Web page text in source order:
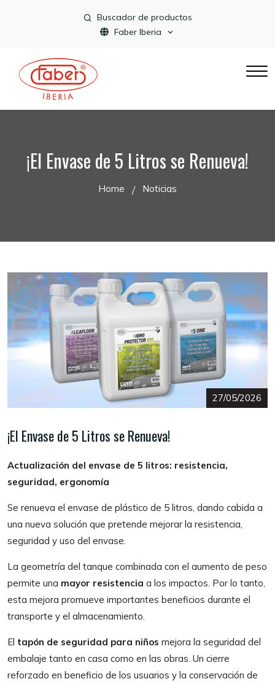
Buscador de productos
Faber Iberia
¡El Envase de 5 Litros se Renueva!
Home Noticias
27/05/2026
¡El Envase de 5 Litros se Renueva!
Actualización del envase de 5 litros: resistencia,
seguridad, ergonomía
Se renueva el envase de plástico de 5 litros, dando cabida a
una nueva solución que pretende mejorar la resistencia,
seguridad y uso del envase.
La geometría del tanque combinada con el aumento de peso
permite una mayor resistencia a los impactos. Por lo tanto,
esta mejora promueve importantes beneficios durante el
transporte y el almacenamiento.
El tapón de seguridad para niños mejora la seguridad del
embalaje tanto en casa como en las obras. Un cierre
reforzado en beneficio de los usuarios y la conservación de